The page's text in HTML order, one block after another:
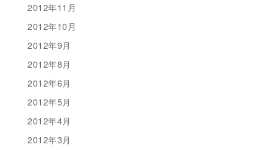
2012年11月
2012年10月
2012年9月
2012年8月
2012年6月
2012年5月
2012年4月
2012年3月